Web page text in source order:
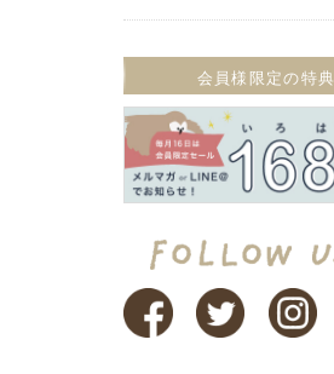
会員様限定の特典